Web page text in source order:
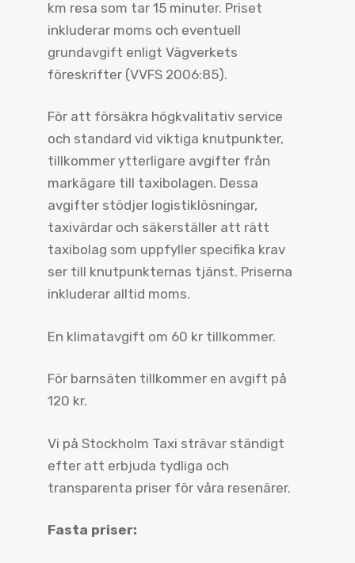
km resa som tar 15 minuter. Priset
inkluderar moms och eventuell
grundavgift enligt Vägverkets
föreskrifter (VVFS 2006:85).
För att försäkra högkvalitativ service
och standard vid viktiga knutpunkter,
tillkommer ytterligare avgifter från
markägare till taxibolagen. Dessa
avgifter stödjer logistiklösningar,
taxivärdar och säkerställer att rätt
taxibolag som uppfyller specifika krav
ser till knutpunkternas tjänst. Priserna
inkluderar alltid moms.
En klimatavgift om 60 kr tillkommer.
För barnsäten tillkommer en avgift på
120 kr.
Vi på Stockholm Taxi strävar ständigt
efter att erbjuda tydliga och
transparenta priser för våra resenärer.
Fasta priser: